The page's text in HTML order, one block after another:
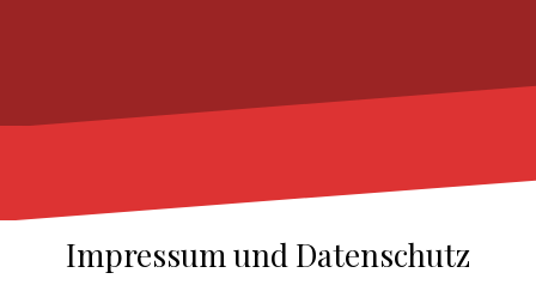
Impressum und Datenschutz